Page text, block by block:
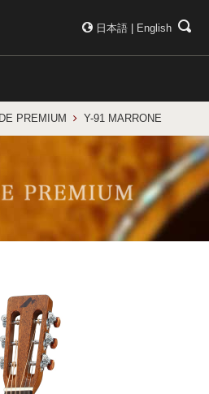
日本語 English
PREMIUM Y-91 MARRONE